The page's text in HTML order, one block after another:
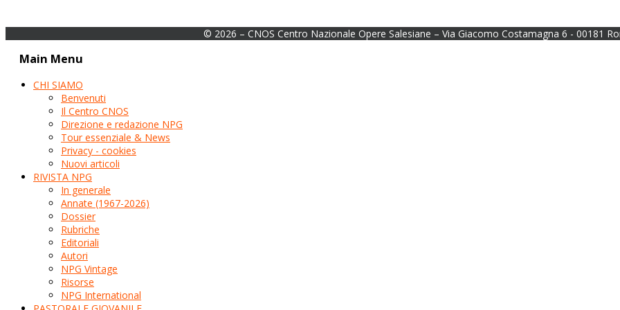
© 2026 – CNOS Centro Nazionale Opere Salesiane – Via Giacomo Costamagna 6 - 00181
Main Menu
CHI SIAMO
Benvenuti
Il Centro CNOS
Direzione e redazione NPG
Tour essenziale & News
Privacy - cookies
Nuovi articoli
RIVISTA NPG
In generale
Annate (1967-2026)
Dossier
Rubriche
Editoriali
Autori
NPG Vintage
Risorse
NPG International